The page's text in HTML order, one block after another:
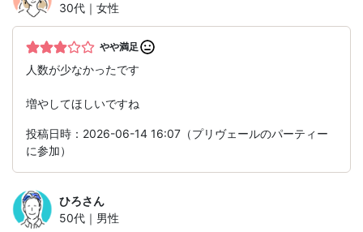
30代｜女性
やや満足
人数が少なかったです
増やしてほしいですね
投稿日時：2026-06-14 16:07（プリヴェールのパーティー
に参加）
ひろさん
50代｜男性